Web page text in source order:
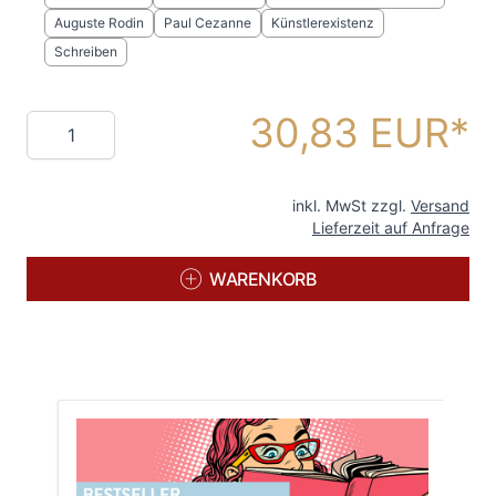
Auguste Rodin
Paul Cezanne
Künstlerexistenz
Schreiben
Menge 30,83 EUR
inkl. MwSt zzgl. Versand
Lieferzeit auf Anfrage
WARENKORB